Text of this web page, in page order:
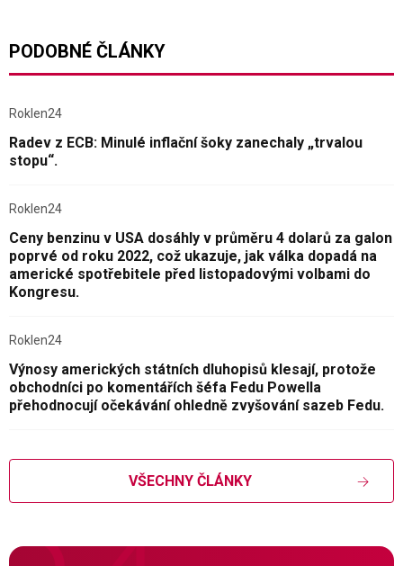
PODOBNÉ ČLÁNKY
Roklen24
Radev z ECB: Minulé inflační šoky zanechaly „trvalou
stopu“.
Roklen24
Ceny benzinu v USA dosáhly v průměru 4 dolarů za galon
poprvé od roku 2022, což ukazuje, jak válka dopadá na
americké spotřebitele před listopadovými volbami do
Kongresu.
Roklen24
Výnosy amerických státních dluhopisů klesají, protože
obchodníci po komentářích šéfa Fedu Powella
přehodnocují očekávání ohledně zvyšování sazeb Fedu.
VŠECHNY ČLÁNKY